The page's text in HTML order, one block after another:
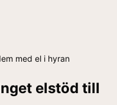
med el i hyran
elstöd till